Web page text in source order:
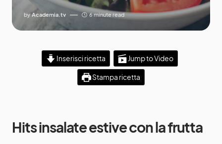
by Academia.tv 6 minute read
Inserisci ricetta Jump to Video
Stampa ricetta
Hits insalate estive con la frutta